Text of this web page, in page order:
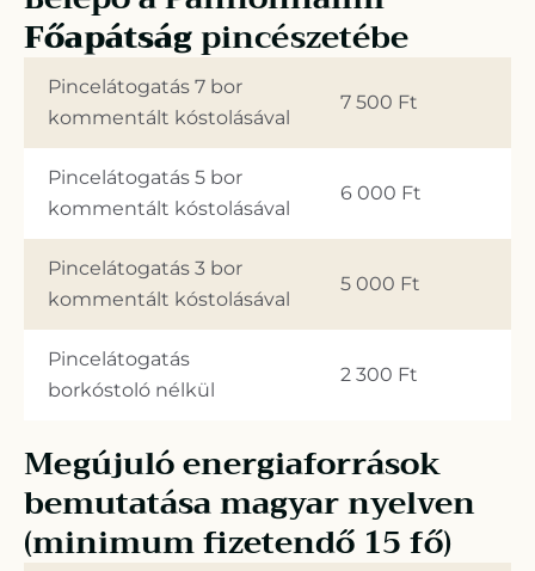
Főapátságpincészetébe
Pincelátogatás 7 bor
kommentált kóstolásával
7 500 Ft
Pincelátogatás 5 bor
kommentált kóstolásával
6 000 Ft
Pincelátogatás 3 bor
kommentált kóstolásával
5 000 Ft
Pincelátogatás
borkóstoló nélkül
2 300 Ft
Megújuló energiaforrások
bemutatása magyar nyelven
(minimum fizetendő 15 fő)